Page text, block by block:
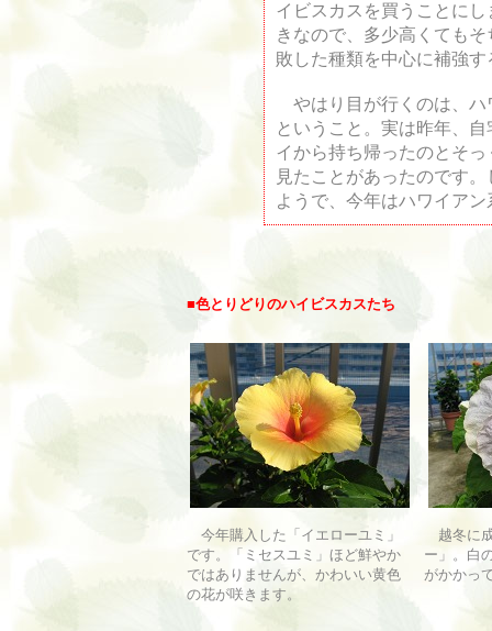
イビスカスを買うことに
きなので、多少高くても
敗した種類を中心に補強
やはり目が行くのは、ハ
ということ。実は昨年、
イから持ち帰ったのとそ
見たことがあったのです
ようで、今年はハワイア
■色とりどりのハイビスカスたち
今年購入した「イエローユミ」
です。「ミセスユミ」ほど鮮やか
ではありませんが、かわいい黄色
の花が咲きます。
越冬に
ー」。白
がかかっ